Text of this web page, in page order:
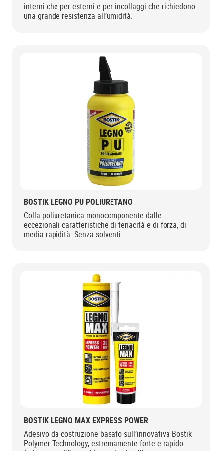
interni che per esterni e per incollaggi che richiedono
una grande resistenza all’umidità.
BOSTIK LEGNO PU POLIURETANO
Colla poliuretanica monocomponente dalle
eccezionali caratteristiche di tenacità e di forza, di
media rapidità. Senza solventi.
BOSTIK LEGNO MAX EXPRESS POWER
Adesivo da costruzione basato sull’innovativa Bostik
Polymer Technology, estremamente forte e rapido